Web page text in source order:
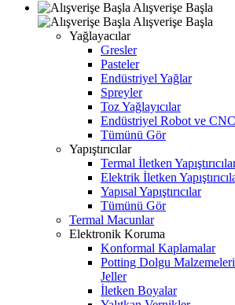
Alışverişe Başla
Alışverişe Başla
Yağlayacılar
Gresler
Pasteler
Endüstriyel Yağlar
Spreyler
Toz Yağlayıcılar
Endüstriyel Robot ve
Tümünü Gör
Yapıştırıcılar
Termal İletken
Elektrik İletken
Yapısal Yapıştırıcılar
Tümünü Gör
Termal Macunlar
Elektronik Koruma
Konformal Kaplamalar
Potting Dolgu
Jeller
İletken Boyalar